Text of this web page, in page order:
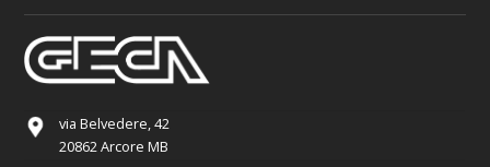
via Belvedere, 42
20862 Arcore MB